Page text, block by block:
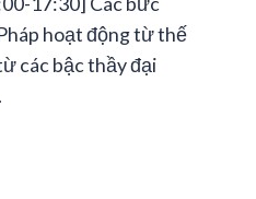
hoạt động từ thế
các bậc thầy đại